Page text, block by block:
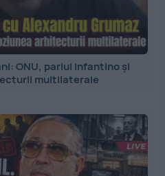
ONU, pariul Infantino și
multilaterale